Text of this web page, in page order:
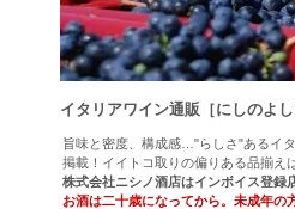
イタリアワイン通販［にしのよ
旨味と密度、構成感…"らしさ"あるイ
掲載！イイトコ取りの偏りある品揃え
株式会社ニシノ酒店はインボイス登録
お酒は二十歳になってから。未成年の